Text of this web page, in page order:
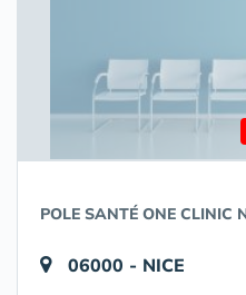
POLE SANTÉ ONE CLINIC
06000 - NICE